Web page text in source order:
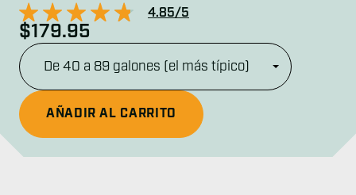
4.85/5
$179.95
Tipo de calentador de agua…
AÑADIR AL CARRITO